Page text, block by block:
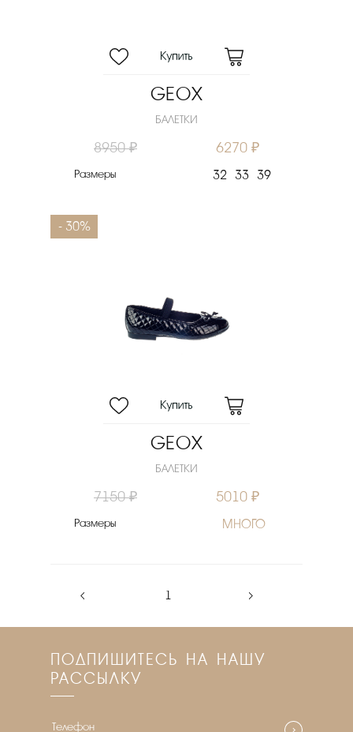
GEOX
БАЛЕТКИ
8950 ₽ 6270 ₽
Размеры 32 33 39
- 30%
GEOX
БАЛЕТКИ
7150 ₽ 5010 ₽
Размеры МНОГО
‹ 1 ›
ПОДПИШИТЕСЬ НА НАШУ
РАССЫЛКУ